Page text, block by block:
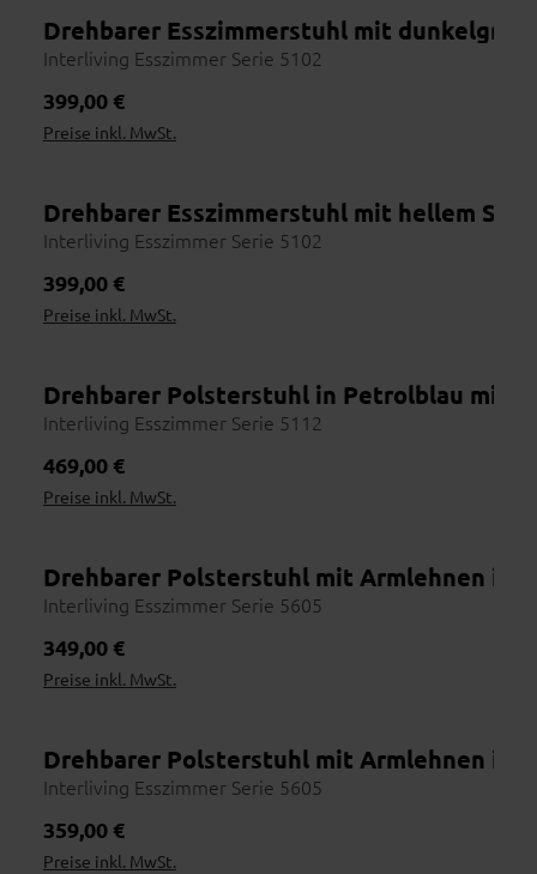
2 Händler finden
Nutze die Händlersuche
3 Stoffe & Farben prüfen
Beraten lassen
5 Bestellen
Bequem im Haus abschließen
Online erhältlich
Drehbarer Esszimmerstuhl mit
Interliving Esszimmer Serie 5102
Regulärer Preis:
399,00 €
Preise inkl. MwSt.
Drehbarer Esszimmerstuhl mit hellem
Interliving Esszimmer Serie 5102
Regulärer Preis:
399,00 €
Preise inkl. MwSt.
Drehbarer Polsterstuhl in Petrolblau mit
Interliving Esszimmer Serie 5112
Regulärer Preis:
469,00 €
Preise inkl. MwSt.
Drehbarer Polsterstuhl mit Armlehnen in
Interliving Esszimmer Serie 5605
Regulärer Preis:
349,00 €
Preise inkl. MwSt.
Drehbarer Polsterstuhl mit Armlehnen in
Interliving Esszimmer Serie 5605
Regulärer Preis:
359,00 €
Preise inkl. MwSt.